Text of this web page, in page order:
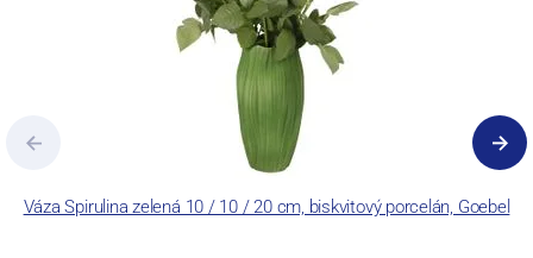
Váza Spirulina zelená 10 / 10 / 20 cm, biskvitový porcelán, Goebel